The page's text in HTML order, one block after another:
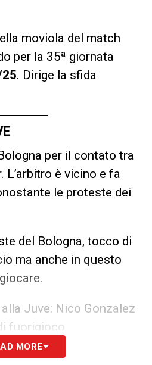
moviola del match
per la 35ª giornata
. Dirige la sfida
per il contato tra
L’arbitro è vicino e fa
le proteste dei
del Bologna, tocco di
ma anche in questo
Juve: Nico Gonzalez
fuorigioco
per un contatto
MORE